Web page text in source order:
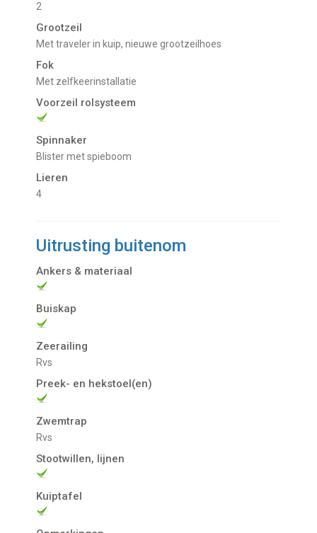
2
Grootzeil
met traveler in kuip, nieuwe grootzeilhoes
Fok
met zelfkeerinstallatie
Voorzeil rolsysteem
Spinnaker
Blister met spieboom
Lieren
4
Uitrusting buitenom
Ankers & materiaal
Buiskap
Zeerailing
rvs
Preek- en hekstoel(en)
Zwemtrap
rvs
Stootwillen, lijnen
Kuiptafel